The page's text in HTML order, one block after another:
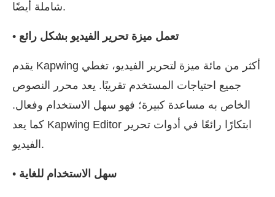
شاملة أيضًا.
• تعمل ميزة تحرير الفيديو بشكل رائع
يقدم Kapwing أكثر من مائة ميزة لتحرير الفيديو، تغطي
جميع احتياجات المستخدم تقريبًا. يعد محرر النصوص
الخاص به مساعدة كبيرة؛ فهو سهل الاستخدام وفعال.
كما يعد Kapwing Editor ابتكارًا رائعًا في أدوات تحرير
الفيديو.
• سهل الاستخدام للغاية